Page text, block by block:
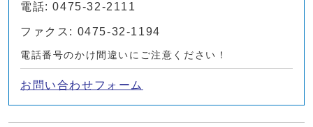
電話: 0475-32-2111
ファクス: 0475-32-1194
電話番号のかけ間違いにご注意ください！
お問い合わせフォーム